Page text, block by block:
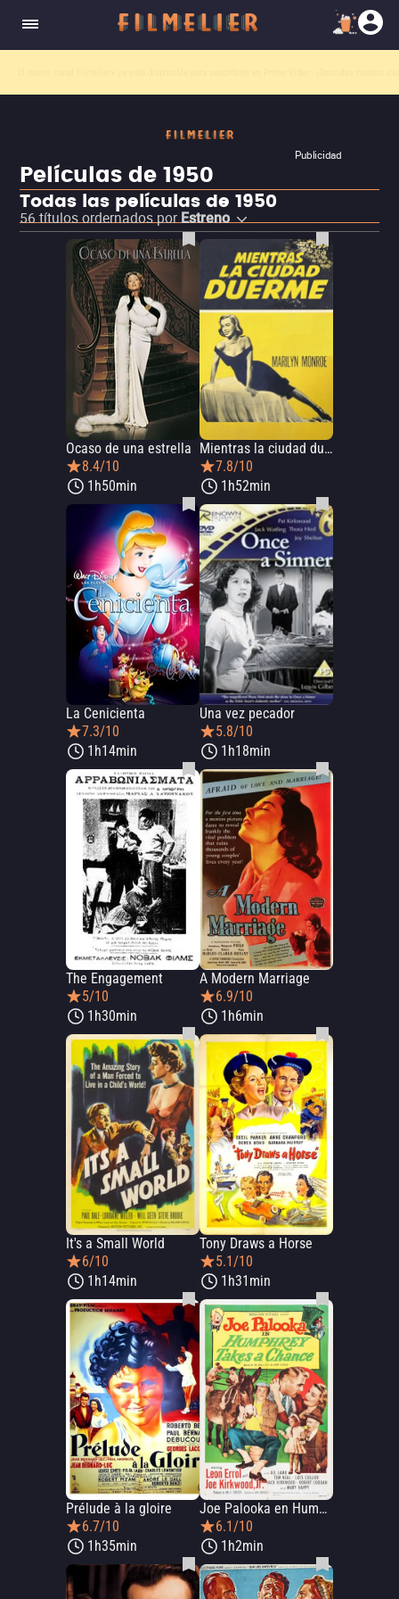
Publicidad
Películas de 1950
Todas las películas de 1950
56títulos ordernados por Estreno
Ocaso de una estrella
8.4/10
1h50min
Mientras la ciudad duerme
7.8/10
1h52min
La Cenicienta
7.3/10
1h14min
Una vez pecador
5.8/10
1h18min
The Engagement
5/10
1h30min
A Modern Marriage
6.9/10
1h6min
It's a Small World
6/10
1h14min
Tony Draws a Horse
5.1/10
1h31min
Prélude à la gloire
6.7/10
1h35min
Joe Palooka en Humphrey hace una jugada
6.1/10
1h2min